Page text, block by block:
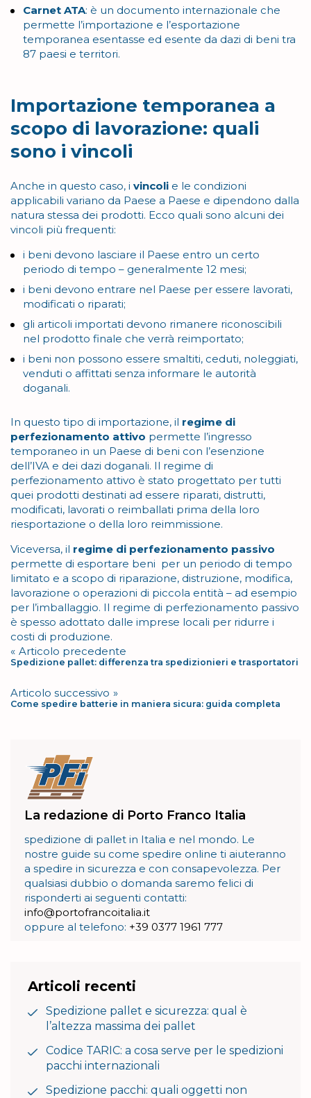
Carnet ATA: è un documento internazionale che
permette l’importazione e l’esportazione
temporanea esentasse ed esente da dazi di beni tra
87 paesi e territori.
Importazione temporanea a
scopo di lavorazione: quali
sono i vincoli
Anche in questo caso, i vincoli e le condizioni
applicabili variano da Paese a Paese e dipendono dalla
natura stessa dei prodotti. Ecco quali sono alcuni dei
vincoli più frequenti:
i beni devono lasciare il Paese entro un certo
periodo di tempo – generalmente 12 mesi;
i beni devono entrare nel Paese per essere lavorati,
modificati o riparati;
gli articoli importati devono rimanere riconoscibili
nel prodotto finale che verrà reimportato;
i beni non possono essere smaltiti, ceduti, noleggiati,
venduti o affittati senza informare le autorità
doganali.
In questo tipo di importazione, il regime di
perfezionamento attivo permette l’ingresso
temporaneo in un Paese di beni con l’esenzione
dell’IVA e dei dazi doganali. Il regime di
perfezionamento attivo è stato progettato per tutti
quei prodotti destinati ad essere riparati, distrutti,
modificati, lavorati o reimballati prima della loro
riesportazione o della loro reimmissione.
Viceversa, il regime di perfezionamento passivo
permette di esportare beni per un periodo di tempo
limitato e a scopo di riparazione, distruzione, modifica,
lavorazione o operazioni di piccola entità – ad esempio
per l’imballaggio. Il regime di perfezionamento passivo
è spesso adottato dalle imprese locali per ridurre i
costi di produzione.
Navigazione
articoli
Articolo precedente
Spedizione pallet: differenza tra spedizionieri e trasportatori
Articolo successivo
Come spedire batterie in maniera sicura: guida completa
La redazione di Porto Franco Italia
spedizione di pallet in Italia e nel mondo. Le
nostre guide su come spedire online ti aiuteranno
a spedire in sicurezza e con consapevolezza. Per
qualsiasi dubbio o domanda saremo felici di
risponderti ai seguenti contatti:
info@portofrancoitalia.it
oppure al telefono: +39 0377 1961 777
Articoli recenti
Spedizione pallet e sicurezza: qual è
l’altezza massima dei pallet
Codice TARIC: a cosa serve per le spedizioni
pacchi internazionali
Spedizione pacchi: quali oggetti non